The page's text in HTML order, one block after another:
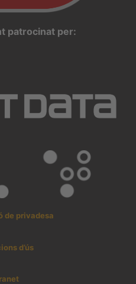
patrocinat per:
de privadesa
d’ús